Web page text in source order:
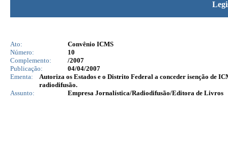
Ato:
Convênio ICMS
Número:
10
Complemento:
/2007
Publicação:
04/04/2007
Ementa:
Autoriza os Estados e o Distrito Federal a conceder isenção de
radiodifusão.
Assunto:
Empresa Jornalística/Radiodifusão/Editora de Livros